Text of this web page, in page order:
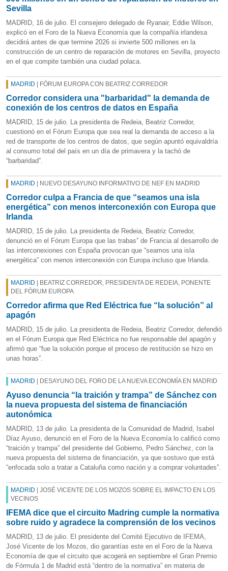
Sevilla
MADRID, 16 de julio. El consejero delegado de Ryanair, Eddie Wilson,
explicó en el Foro de la Nueva Economía que la compañía irlandesa
decidirá antes de que termine 2026 si invierte 500 millones en la
construcción de un centro de reparación de motores en Sevilla, proyecto
en el que compite también una ciudad polaca.
MADRID | FÓRUM EUROPA CON BEATRIZ CORREDOR
Corredor considera una "barbaridad" la demanda de
conexión de los centros de datos en España
MADRID, 15 de julio. La presidenta de Redeia, Beatriz Corredor,
cuestionó en el Fórum Europa que sea real la demanda de acceso a la
red de transporte de los centros de datos, que según apuntó equivaldría
al consumo total del país en un día de primavera y la tachó de
“barbaridad”.
MADRID | NUEVO DESAYUNO INFORMATIVO DE NEF EN MADRID
Corredor culpa a Francia de que “seamos una isla
energética” con menos interconexión con Europa que
Irlanda
MADRID, 15 de julio. La presidenta de Redeia, Beatriz Corredor,
denunció en el Fórum Europa que las trabas” de Francia al desarrollo de
las interconexiones con España provocan que “seamos una isla
energética” con menos interconexión con Europa incluso que Irlanda.
MADRID | BEATRIZ CORREDOR, PRESIDENTA DE REDEIA, PONENTE
DEL FÓRUM EUROPA
Corredor afirma que Red Eléctrica fue “la solución” al
apagón
MADRID, 15 de julio. La presidenta de Redeia, Beatriz Corredor, defendió
en el Fórum Europa que Red Eléctrica no fue responsable del apagón y
afirmó que “fue la solución porque el proceso de restitución se hizo en
unas horas”.
MADRID | DESAYUNO DEL FORO DE LA NUEVA ECONOMÍA EN MADRID
Ayuso denuncia “la traición y trampa” de Sánchez con
la nueva propuesta del sistema de financiación
autonómica
MADRID, 13 de julio. La presidenta de la Comunidad de Madrid, Isabel
Díaz Ayuso, denunció en el Foro de la Nueva Economía lo calificó como
“traición y trampa” del presidente del Gobierno, Pedro Sánchez, con la
nueva propuesta del sistema de financiación, ya que sostuvo que está
“enfocada solo a tratar a Cataluña como nación y a comprar voluntades”.
MADRID | JOSÉ VICENTE DE LOS MOZOS SOBRE EL IMPACTO EN LOS
VECINOS
IFEMA dice que el circuito Madring cumple la normativa
sobre ruido y agradece la comprensión de los vecinos
MADRID, 13 de julio. El presidente del Comité Ejecutivo de IFEMA,
José Vicente de los Mozos, dio garantías este en el Foro de la Nueva
Economía de que el circuito que acogerá en septiembre el Gran Premio
de Fórmula 1 de Madrid está “dentro de la normativa” en materia de